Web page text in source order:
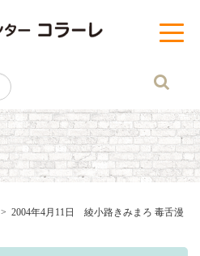
黒部
t
o
v
i
g
a
t
i
o
> 2004年4月11日 綾小路きみまろ 毒舌漫